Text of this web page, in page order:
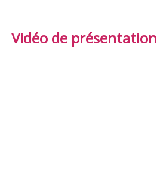
Vidéo de présentation